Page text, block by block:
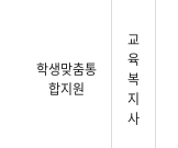
학생맞춤통
합지원
교
육
복
지
사